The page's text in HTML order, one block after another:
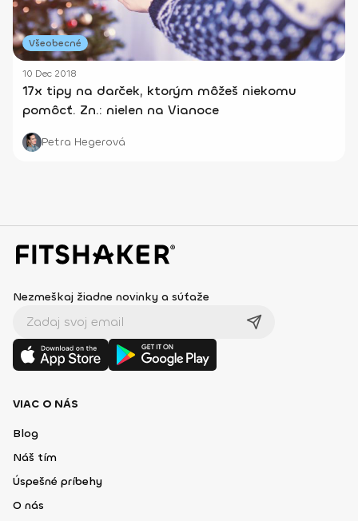
Všeobecné
10 Dec 2018
17x tipy na darček, ktorým môžeš niekomu
pomôcť. Zn.: nielen na Vianoce
Petra Hegerová
Nezmeškaj žiadne novinky a súťaže
VIAC O NÁS
Blog
Náš tím
Úspešné príbehy
O nás